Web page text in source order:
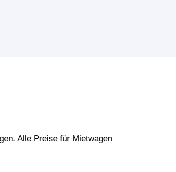
Alle Preise für Mietwagen